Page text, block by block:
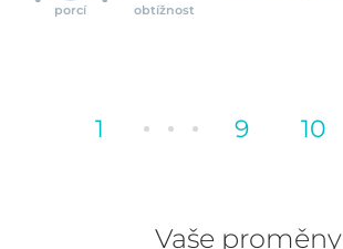
porcí obtížnost
1 9 10
Vaše proměny